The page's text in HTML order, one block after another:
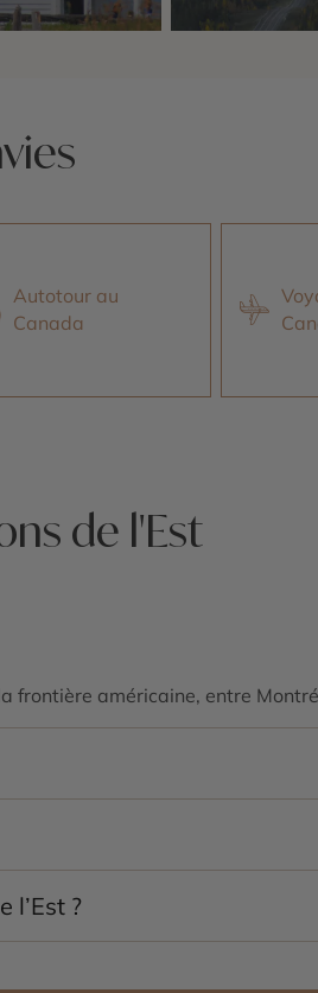
Autotour au
Canada
de l'Est
frontière américaine, entre
l’Est ?